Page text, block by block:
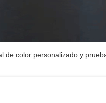
de color personalizado y